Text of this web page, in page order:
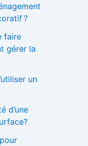
?
faire
gérer la
un
d’une